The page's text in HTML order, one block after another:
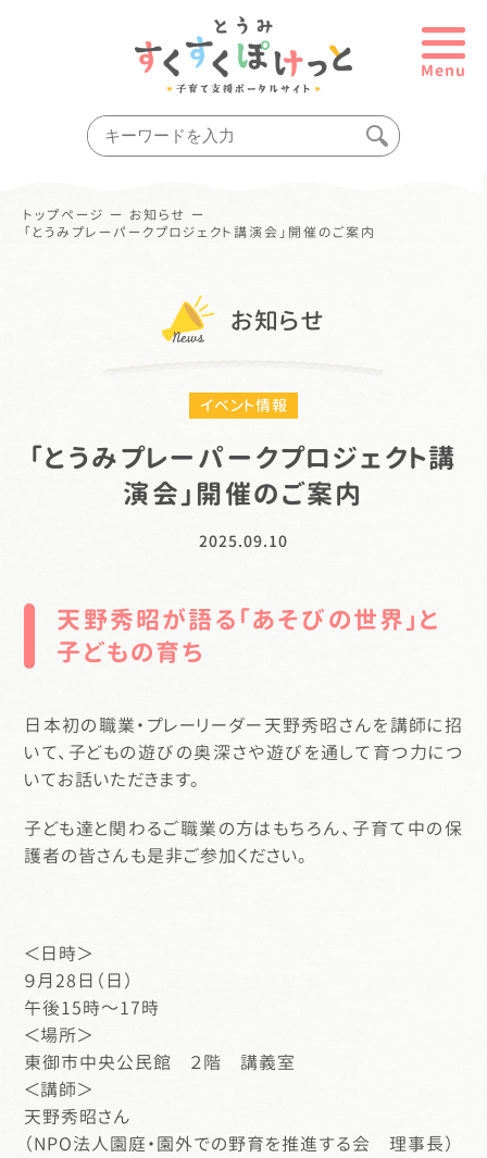
Menu
トップページ ー お知らせ ー
「とうみプレーパークプロジェクト講演会」開催のご案内
お知らせ
イベント情報
「とうみプレーパークプロジェクト講
演会」開催のご案内
2025.09.10
天野秀昭が語る「あそびの世界」と
子どもの育ち
日本初の職業・プレーリーダー天野秀昭さんを講師に招
いて、子どもの遊びの奥深さや遊びを通して育つ力につ
いてお話いただきます。
子ども達と関わるご職業の方はもちろん、子育て中の保
護者の皆さんも是非ご参加ください。
＜日時＞
９月28日（日）
午後15時～17時
＜場所＞
東御市中央公民館 ２階 講義室
＜講師＞
天野秀昭さん
（NPO法人園庭・園外での野育を推進する会 理事長）